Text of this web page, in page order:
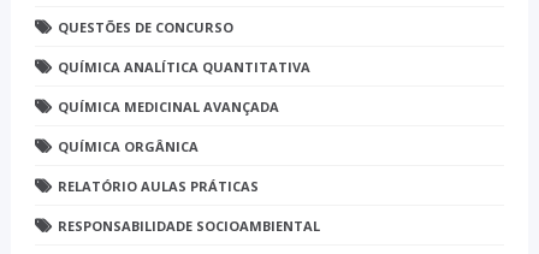
QUESTÕES DE CONCURSO
QUÍMICA ANALÍTICA QUANTITATIVA
QUÍMICA MEDICINAL AVANÇADA
QUÍMICA ORGÂNICA
RELATÓRIO AULAS PRÁTICAS
RESPONSABILIDADE SOCIOAMBIENTAL